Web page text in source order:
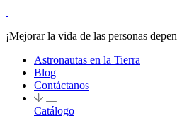
¡Mejorar la vida de las personas
Astronautas en la Tierra
Blog
Contáctanos
Catálogo